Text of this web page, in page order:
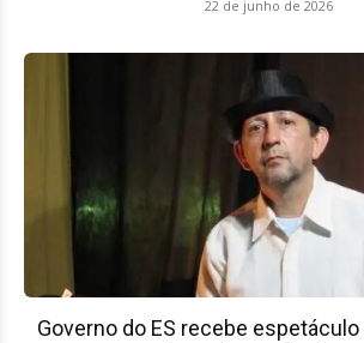
22 de junho de 2026
Governo do ES recebe